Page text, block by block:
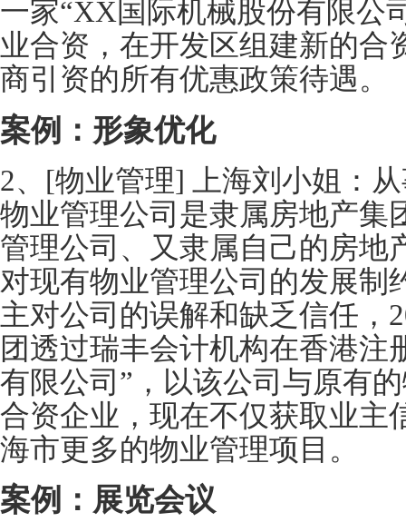
一家“XX国际机械股份有限公
业合资，在开发区组建新的合
商引资的所有优惠政策待遇。
案例：形象优化
2、[物业管理] 上海刘小姐：
物业管理公司是隶属房地产集
管理公司、又隶属自己的房地
对现有物业管理公司的发展制
主对公司的误解和缺乏信任，
团透过瑞丰会计机构在香港注
有限公司”，以该公司与原有
合资企业，现在不仅获取业主
海市更多的物业管理项目。
案例：展览会议